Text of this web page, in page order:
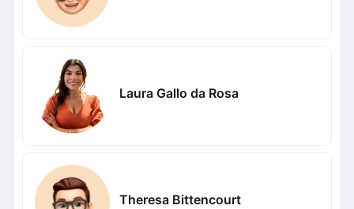
Laura Gallo da Rosa
Theresa Bittencourt